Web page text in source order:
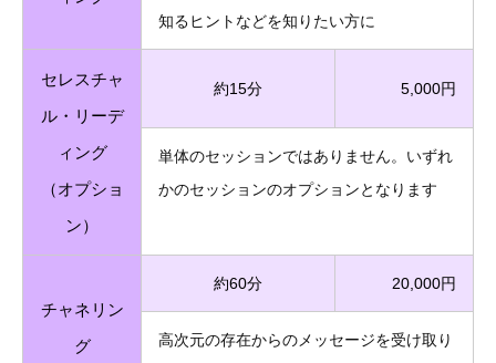
知るヒントなどを知りたい方に
セレスチャ
ル・リーデ
ィング
（オプショ
ン）
約15分 5,000円
単体のセッションではありません。いずれ
かのセッションのオプションとなります
チャネリン
グ
約60分 20,000円
高次元の存在からのメッセージを受け取り